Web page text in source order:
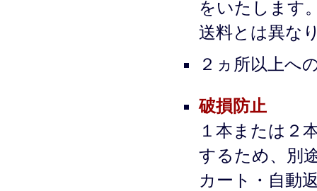
をいたします
送料とは異な
２ヵ所以上へ
破損防止
１本または２
するため、別
カート・自動